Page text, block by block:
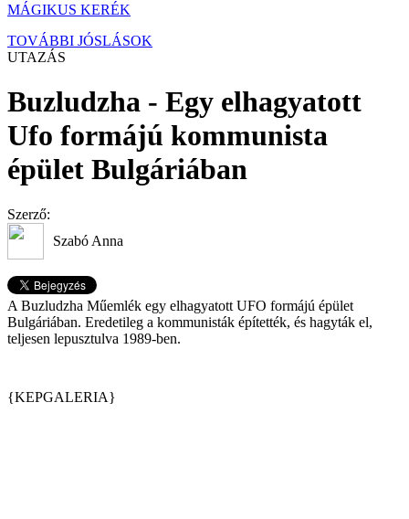
MÁGIKUS KERÉK
TOVÁBBI JÓSLÁSOK
UTAZÁS
Buzludzha - Egy elhagyatott
Ufo formájú kommunista
épület Bulgáriában
Szerző:
Szabó Anna
A Buzludzha Műemlék egy elhagyatott UFO formájú épület
Bulgáriában. Eredetileg a kommunisták építették, és hagyták el,
teljesen lepusztulva 1989-ben.
{KEPGALERIA}